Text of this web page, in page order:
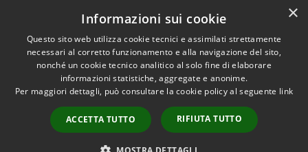
Dichiarazione di accessibilità
Accessibilità
Copyright © 2026 • Comune di
Torrevecchia Pia • Powered by
Municipium•
Accesso
redazione
×
Informazioni sui cookie
Questo sito web utilizza cookie tecnici e assimilati strettamente
necessari al corretto funzionamento e alla navigazione del sito,
nonché un cookie tecnico analitico al solo fine di elaborare
informazioni statistiche, aggregate e anonime.
Per maggiori dettagli, può consultare la cookie policy al seguente link
ACCETTA TUTTO RIFIUTA TUTTO